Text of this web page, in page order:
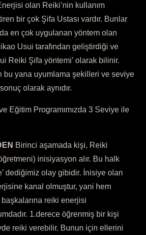
olan Reiki’nin kullanım
bir çok Şifa Ustası vardır. Bunlar
en çok uygulanan yöntem olan
Usui tarafından geliştirdiği ve
Reiki Şifa yöntemi’ olarak bilinir.
bu yana uyumlama şekilleri ve seviye
olarak aynıdır.
Eğitim Programımızda 3 Seviye ile
Birinci aşamada kişi, Reiki
inisiyasyon alır. Bu halk
dediğimiz olay gibidir. İnisiye olan
kanal olmuştur, yani hem
reiki enerjisi
1.derece öğrenmiş bir kişi
reiki verebilir. Bunun için ellerini